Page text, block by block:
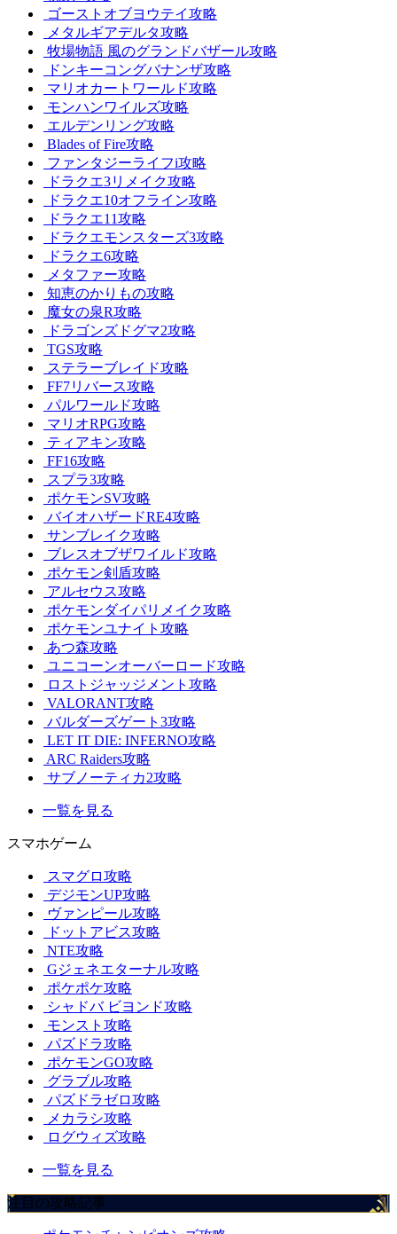
ゴーストオブヨウテイ攻略
メタルギアデルタ攻略
牧場物語 風のグランドバザール攻略
ドンキーコングバナンザ攻略
マリオカートワールド攻略
モンハンワイルズ攻略
エルデンリング攻略
Blades of Fire攻略
ファンタジーライフi攻略
ドラクエ3リメイク攻略
ドラクエ10オフライン攻略
ドラクエ11攻略
ドラクエモンスターズ3攻略
ドラクエ6攻略
メタファー攻略
知恵のかりもの攻略
魔女の泉R攻略
ドラゴンズドグマ2攻略
TGS攻略
ステラーブレイド攻略
FF7リバース攻略
パルワールド攻略
マリオRPG攻略
ティアキン攻略
FF16攻略
スプラ3攻略
ポケモンSV攻略
バイオハザードRE4攻略
サンブレイク攻略
ブレスオブザワイルド攻略
ポケモン剣盾攻略
アルセウス攻略
ポケモンダイパリメイク攻略
ポケモンユナイト攻略
あつ森攻略
ユニコーンオーバーロード攻略
ロストジャッジメント攻略
VALORANT攻略
バルダーズゲート3攻略
LET IT DIE: INFERNO攻略
ARC Raiders攻略
サブノーティカ2攻略
一覧を見る
スマホゲーム
スマグロ攻略
デジモンUP攻略
ヴァンピール攻略
ドットアビス攻略
NTE攻略
Gジェネエターナル攻略
ポケポケ攻略
シャドバ ビヨンド攻略
モンスト攻略
パズドラ攻略
ポケモンGO攻略
グラブル攻略
パズドラゼロ攻略
メカラシ攻略
ログウィズ攻略
一覧を見る
注目の攻略記事